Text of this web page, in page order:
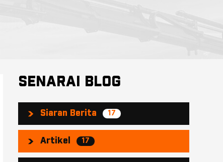
SENARAI BLOG
Siaran Berita 17
Artikel 17